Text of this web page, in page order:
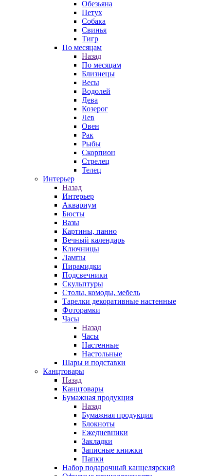
Обезьяна
Петух
Собака
Свинья
Тигр
По месяцам
Назад
По месяцам
Близнецы
Весы
Водолей
Дева
Козерог
Лев
Овен
Рак
Рыбы
Скорпион
Стрелец
Телец
Интерьер
Назад
Интерьер
Аквариум
Бюсты
Вазы
Картины, панно
Вечный календарь
Ключницы
Лампы
Пирамидки
Подсвечники
Скульптуры
Столы, комоды, мебель
Тарелки декоративные настенные
Фоторамки
Часы
Назад
Часы
Настенные
Настольные
Шары и подставки
Канцтовары
Назад
Канцтовары
Бумажная продукция
Назад
Бумажная продукция
Блокноты
Ежедневники
Закладки
Записные книжки
Папки
Набор подарочный канцелярский